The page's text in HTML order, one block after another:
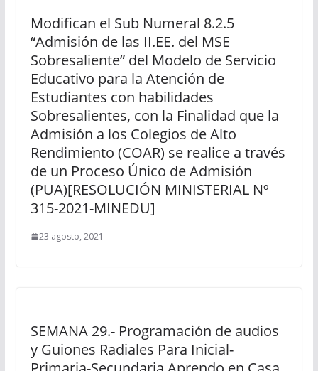
Modifican el Sub Numeral 8.2.5
“Admisión de las II.EE. del MSE
Sobresaliente” del Modelo de Servicio
Educativo para la Atención de
Estudiantes con habilidades
Sobresalientes, con la Finalidad que la
Admisión a los Colegios de Alto
Rendimiento (COAR) se realice a través
de un Proceso Único de Admisión
(PUA)[RESOLUCIÓN MINISTERIAL Nº
315-2021-MINEDU]
23 agosto, 2021
SEMANA 29.- Programación de audios
y Guiones Radiales Para Inicial-